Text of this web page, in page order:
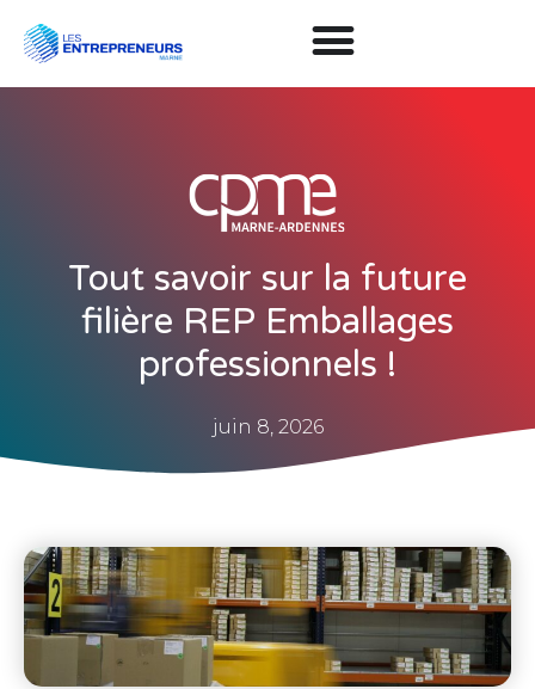
Tout savoir sur la future
filière REP Emballages
professionnels !
juin 8, 2026